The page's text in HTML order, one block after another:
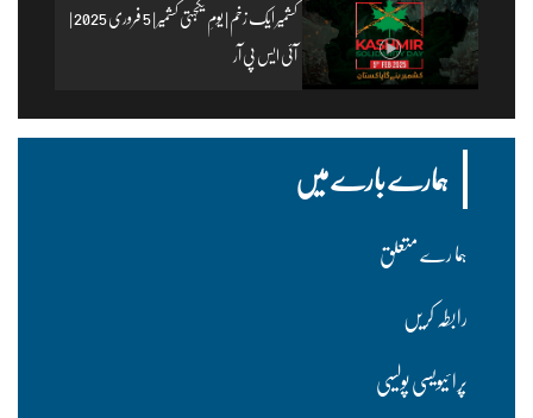
کشمیر ایک زخم | یومِ یکجہتی کشمیر | 5 فروری 2025 |
آئی ایس پی آر
ہمارے بارے میں
ہما رے متعلق
رابطہ کریں
پرا ئیویسی پولسیی